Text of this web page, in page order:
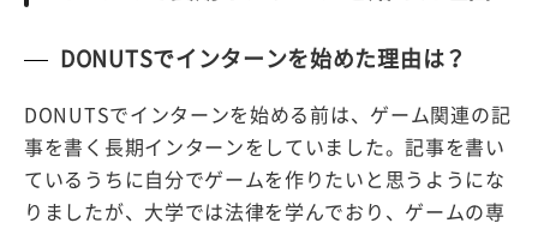
DONUTSでインターンを始めた理由は？
DONUTSでインターンを始める前は、ゲーム関連の記
事を書く長期インターンをしていました。記事を書い
ているうちに自分でゲームを作りたいと思うようにな
りましたが、大学では法律を学んでおり、ゲームの専